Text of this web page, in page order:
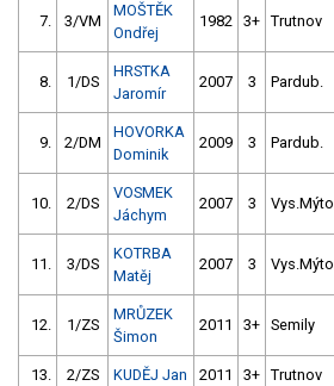
7. 3/VM
MOŠTĚK
Ondřej
1982 3+ Trutnov
8. 1/DS
HRSTKA
Jaromír
2007 3 Pardub.
9. 2/DM
HOVORKA
Dominik
2009 3 Pardub.
10. 2/DS
VOSMEK
Jáchym
2007 3 Vys.Mýto
11. 3/DS
KOTRBA
Matěj
2007 3 Vys.Mýto
12. 1/ZS
MRŮZEK
Šimon
2011 3+ Semily
13. 2/ZS KUDĚJ Jan 2011 3+ Trutnov